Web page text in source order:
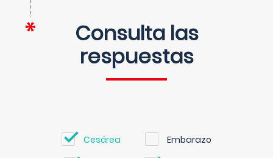
Consulta las
respuestas
Cesárea Embarazo